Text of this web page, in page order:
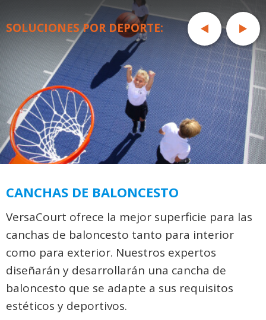
SOLUCIONES POR DEPORTE:
CANCHAS DE BALONCESTO
VersaCourt ofrece la mejor superficie para las
canchas de baloncesto tanto para interior
como para exterior. Nuestros expertos
diseñarán y desarrollarán una cancha de
baloncesto que se adapte a sus requisitos
estéticos y deportivos.